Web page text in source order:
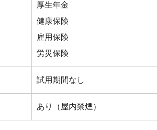
厚生年金
健康保険
雇用保険
労災保険
試用期間なし
あり（屋内禁煙）